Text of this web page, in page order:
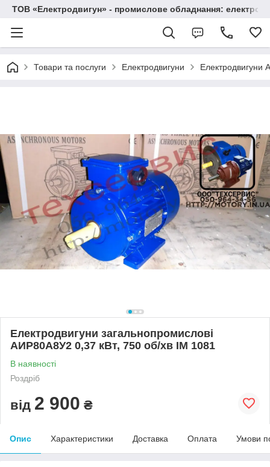
ТОВ «Електродвигун» - промислове обладнання:
Товари та послуги Електродвигуни Електродвигуни
Електродвигуни загальнопромислові
АИР80А8У2 0,37 кВт, 750 об/хв ІМ 1081
В наявності
Роздріб
від 2 900 ₴
Опис Характеристики Доставка Оплата Умови